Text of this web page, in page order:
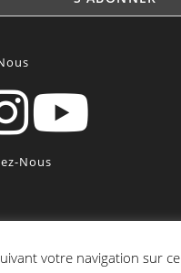
Nous
votre navigation sur ce